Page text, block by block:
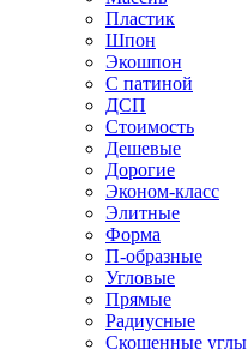
Пластик
Шпон
Экошпон
С патиной
ДСП
Стоимость
Дешевые
Дорогие
Эконом-класс
Элитные
Форма
П-образные
Угловые
Прямые
Радиусные
Скошенные углы